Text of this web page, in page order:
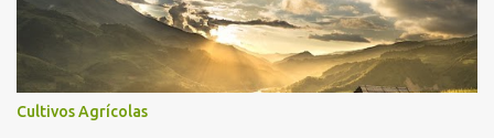
Cultivos Agrícolas